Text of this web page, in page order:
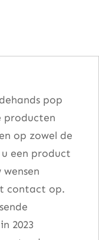
pop
producten
op zowel de
een product
contact op.
2023